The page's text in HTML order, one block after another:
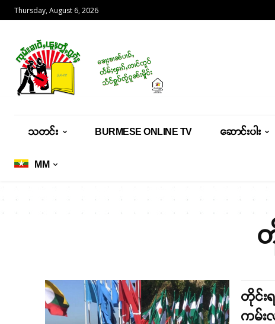
Thursday, August 6, 2026
သတင်း BURMESE ONLINE TV ဆောင်းပါး
MM
တိုင်း
ကမ်း